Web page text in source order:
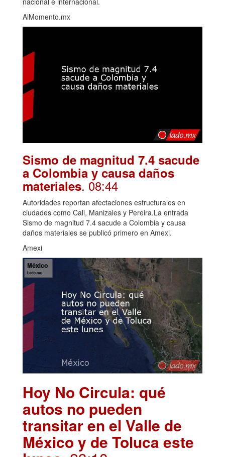
AlMomento.mx
Sismo de magnitud 7.4 sacude
a Colombia y causa daños
materiales. 08:44
Autoridades reportan afectaciones estructurales en
ciudades como Cali, Manizales y Pereira.La entrada
Sismo de magnitud 7.4 sacude a Colombia y causa
daños materiales se publicó primero en Amexi.
Amexi
Hoy No Circula: qué
autos no pueden
transitar en el Valle de
México y de Toluca este